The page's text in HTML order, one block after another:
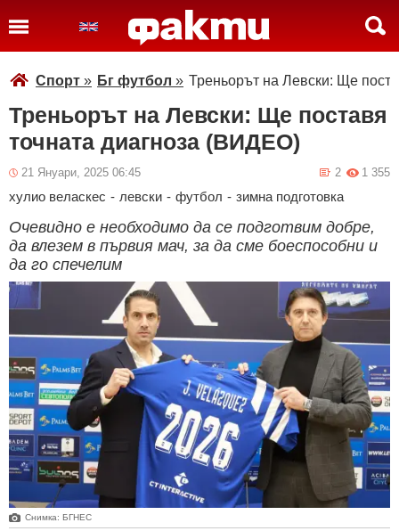
Спорт » Бг футбол » Треньорът на Левски: Ще
Треньорът на Левски: Ще поставя
точната диагноза (ВИДЕО)
21 Януари, 2025 06:45 1 355
2
хулио веласкес - левски - футбол - зимна подготовка
Очевидно е необходимо да се подготвим добре,
да влезем в първия мач, за да сме боеспособни и
да го спечелим
Снимка: БГНЕС